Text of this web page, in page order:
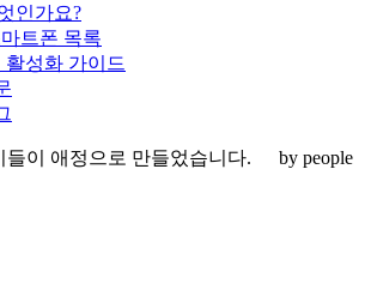
인가요?
트폰 목록
활성화 가이드
들이 애정으로 만들었습니다.
by people